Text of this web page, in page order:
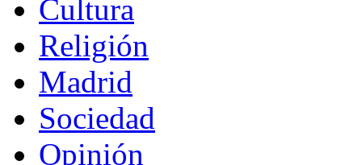
Cultura
Religión
Madrid
Sociedad
Opinión